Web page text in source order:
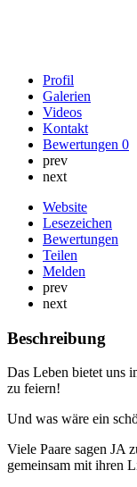
Profil
Galerien
Videos
Kontakt
Bewertungen 0
prev
next
Website
Lesezeichen
Bewertungen
Teilen
Melden
prev
next
Beschreibung
Das Leben bietet uns
zu feiern!
Und was wäre ein
Viele Paare sagen JA
gemeinsam mit ihren